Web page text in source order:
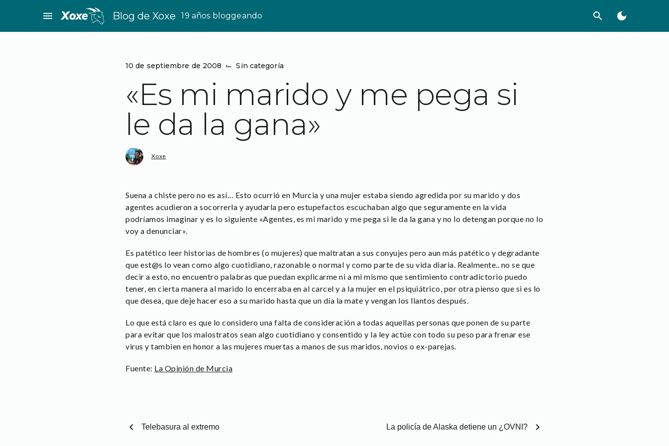
menu Blog de Xoxe 19 años bloggeando search dark_mode
10 de septiembre de 2008 ⌙ Sin categoría
«Es mi marido y me pega si
le da la gana»
Xoxe
Suena a chiste pero no es así… Esto ocurrió en Murcia y una mujer estaba siendo agredida por su marido y dos
agentes acudieron a socorrerla y ayudarla pero estupefactos escuchaban algo que seguramente en la vida
podríamos imaginar y es lo siguiente «Agentes, es mi marido y me pega si le da la gana y no lo detengan porque no lo
voy a denunciar».
Es patético leer historias de hombres (o mujeres) que maltratan a sus conyujes pero aun más patético y degradante
que est@s lo vean como algo cuotidiano, razonable o normal y como parte de su vida diaria. Realmente.. no se que
decir a esto, no encuentro palabras que puedan explicarme ni a mi mismo que sentimiento contradictorio puedo
tener, en cierta manera al marido lo encerraba en al carcel y a la mujer en el psiquiátrico, por otra pienso que si es lo
que desea, que deje hacer eso a su marido hasta que un día la mate y vengan los llantos después.
Lo que está claro es que lo considero una falta de consideración a todas aquellas personas que ponen de su parte
para evitar que los malostratos sean algo cuotidiano y consentido y la ley actúe con todo su peso para frenar ese
virus y tambien en honor a las mujeres muertas a manos de sus maridos, novios o ex-parejas.
Fuente: La Opinión de Murcia
chevron_left Telebasura al extremo La policía de Alaska detiene un ¿OVNI? chevron_right